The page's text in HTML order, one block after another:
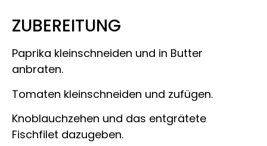
ZUBEREITUNG
Paprika kleinschneiden und in Butter
anbraten.
Tomaten kleinschneiden und zufügen.
Knoblauchzehen und das entgrätete
Fischfilet dazugeben.